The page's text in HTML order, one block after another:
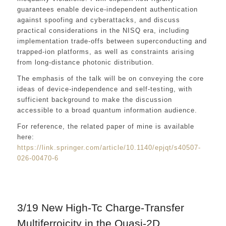
guarantees enable device-independent authentication
against spoofing and cyberattacks, and discuss
practical considerations in the NISQ era, including
implementation trade-offs between superconducting and
trapped-ion platforms, as well as constraints arising
from long-distance photonic distribution.
The emphasis of the talk will be on conveying the core
ideas of device-independence and self-testing, with
sufficient background to make the discussion
accessible to a broad quantum information audience.
For reference, the related paper of mine is available
here:
https://link.springer.com/article/10.1140/epjqt/s40507-
026-00470-6
3/19 New High-Tc Charge-Transfer
Multiferroicity in the Quasi-2D